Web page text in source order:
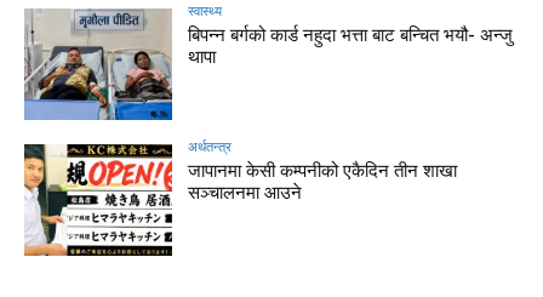
स्वास्थ्य
बिपन्न बर्गको कार्ड नहुदा भत्ता बाट बन्चित भयौ- अन्जु
थापा
अर्थतन्त्र
जापानमा केसी कम्पनीको एकैदिन तीन शाखा
सञ्चालनमा आउने